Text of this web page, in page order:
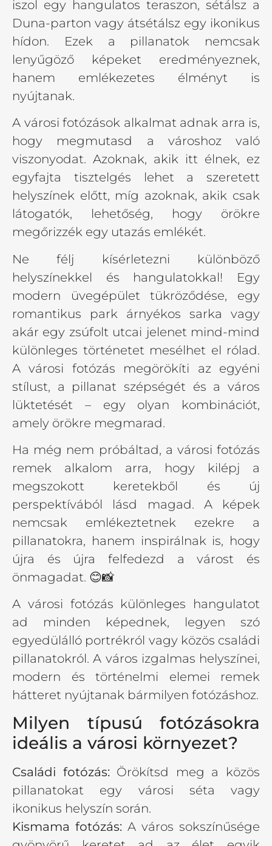
iszol egy hangulatos teraszon, sétálsz a
Duna-parton vagy átsétálsz egy ikonikus
hídon. Ezek a pillanatok nemcsak
lenyűgöző képeket eredményeznek,
hanem emlékezetes élményt is
nyújtanak.
A városi fotózások alkalmat adnak arra is,
hogy megmutasd a városhoz való
viszonyodat. Azoknak, akik itt élnek, ez
egyfajta tisztelgés lehet a szeretett
helyszínek előtt, míg azoknak, akik csak
látogatók, lehetőség, hogy örökre
megőrizzék egy utazás emlékét.
Ne félj kísérletezni különböző
helyszínekkel és hangulatokkal! Egy
modern üvegépület tükröződése, egy
romantikus park árnyékos sarka vagy
akár egy zsúfolt utcai jelenet mind-mind
különleges történetet mesélhet el rólad.
A városi fotózás megörökíti az egyéni
stílust, a pillanat szépségét és a város
lüktetését – egy olyan kombinációt,
amely örökre megmarad.
Ha még nem próbáltad, a városi fotózás
remek alkalom arra, hogy kilépj a
megszokott keretekből és új
perspektívából lásd magad. A képek
nemcsak emlékeztetnek ezekre a
pillanatokra, hanem inspirálnak is, hogy
újra és újra felfedezd a várost és
önmagadat. 😊📸
A városi fotózás különleges hangulatot
ad minden képednek, legyen szó
egyedülálló portrékról vagy közös családi
pillanatokról. A város izgalmas helyszínei,
modern és történelmi elemei remek
hátteret nyújtanak bármilyen fotózáshoz.
Milyen típusú fotózásokra
ideális a városi környezet?
Családi fotózás: Örökítsd meg a közös
pillanatokat egy városi séta vagy
ikonikus helyszín során.
Kismama fotózás: A város sokszínűsége